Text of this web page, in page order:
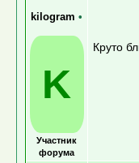
kilogram •
K
Участник
форума
Круто